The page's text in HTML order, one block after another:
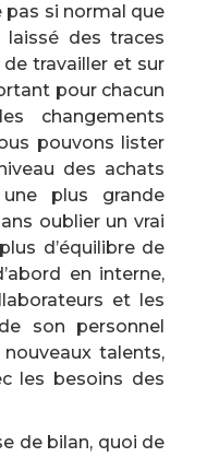
pas si normal que
laissé des traces
travailler et sur
pour chacun
changements
pouvons lister
des achats
plus grande
oublier un vrai
d’équilibre de
en interne,
et les
son personnel
talents,
les besoins des
de bilan, quoi de